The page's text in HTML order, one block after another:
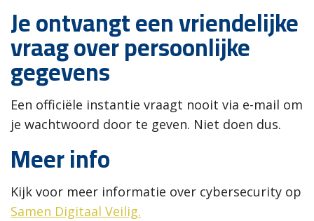
Je ontvangt een vriendelijke
vraag over persoonlijke
gegevens
Een officiële instantie vraagt nooit via e-mail om
je wachtwoord door te geven. Niet doen dus.
Meer info
Kijk voor meer informatie over cybersecurity op
Samen Digitaal Veilig.